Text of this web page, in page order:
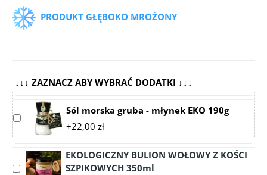
PRODUKT GŁĘBOKO MROŻONY
↓↓↓ ZAZNACZ ABY WYBRAĆ DODATKI ↓↓↓
Select
accessory
morska
gruba
Sól morska gruba - młynek EKO 190g
+22,00 zł
Select
EKOLOGICZNY BULION WOŁOWY Z KOŚCI
SZPIKOWYCH 350ml